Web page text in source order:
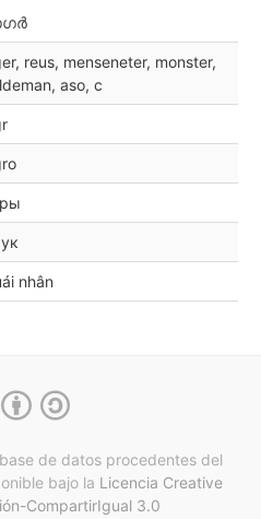
reus, menseneter, monster,
aso, c
nhân
de datos procedentes del
bajo la Licencia Creative
CompartirIgual 3.0